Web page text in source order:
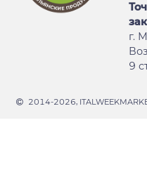
г.
9
2014-2026,